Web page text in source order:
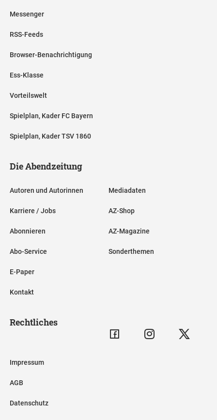
Messenger
RSS-Feeds
Browser-Benachrichtigung
Ess-Klasse
Vorteilswelt
Spielplan, Kader FC Bayern
Spielplan, Kader TSV 1860
Die Abendzeitung
Autoren und Autorinnen
Karriere / Jobs
Abonnieren
Abo-Service
E-Paper
Kontakt
Mediadaten
AZ-Shop
AZ-Magazine
Sonderthemen
Rechtliches
Impressum
AGB
Datenschutz